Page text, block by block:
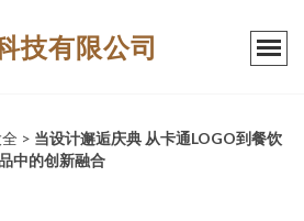
技有限公司
> 当设计邂逅庆典 从卡通LOGO到餐饮
中的创新融合